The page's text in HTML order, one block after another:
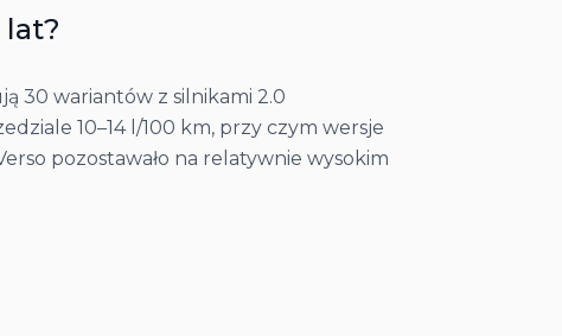
lat?
30 wariantów z silnikami 2.0
10–14 l/100 km, przy czym wersje
pozostawało na relatywnie wysokim